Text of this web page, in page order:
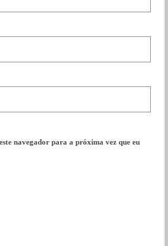
navegador para a próxima vez que eu